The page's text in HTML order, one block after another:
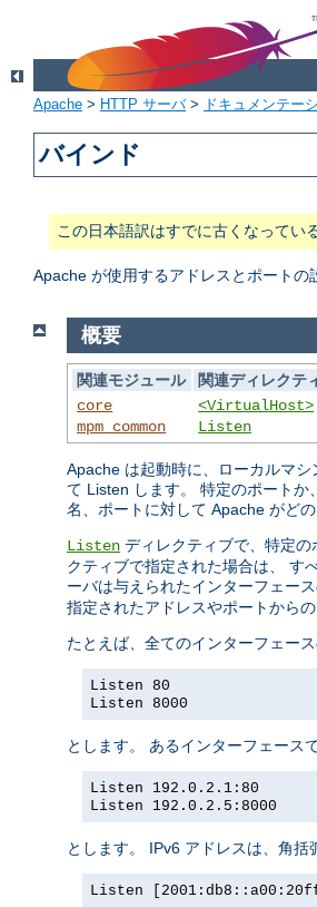
Apache > HTTP サーバ> ドキュメンテー
バインド
この日本語訳はすでに古くなってい
Apache が使用するアドレスとポートの
概要
関連モジュール
関連ディレクテ
core
mpm_common
<VirtualHost>
Listen
Apache は起動時に、ローカルマ
て Listen します。 特定のポートか
名、ポートに対して Apache がど
Listen ディレクティブで、特定
クティブで指定された場合は、 す
ーバは与えられたインターフェー
指定されたアドレスやポートから
たとえば、全てのインターフェー
Listen 80
Listen 8000
とします。 あるインターフェース
Listen 192.0.2.1:80
Listen 192.0.2.5:8000
とします。 IPv6 アドレスは、角括
Listen